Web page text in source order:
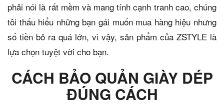
phải nói là rất mềm và mang tính cạnh tranh cao, chúng
tôi thấu hiểu những bạn gái muốn mua hàng hiệu nhưng
số tiền bỏ ra quá lớn, vì vậy, sản phẩm của ZSTYLE là
lựa chọn tuyệt vời cho bạn.
CÁCH BẢO QUẢN GIÀY DÉP
ĐÚNG CÁCH